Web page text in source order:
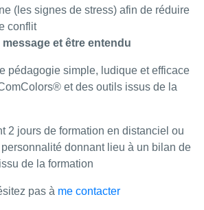
(les signes de stress) afin de réduire
conflit
message et être entendu
pédagogie simple, ludique et efficace
et des outils issus de la
2 jours de formation en distanciel ou
donnant lieu à un bilan de
de la formation
pas à me contacter